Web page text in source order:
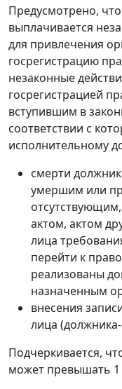
Предусмотрено,
выплачивается
для привлечения
госрегистрацию
незаконные
госрегистрацией
вступившим в
соответствии с
исполнительному
смерти
умершим или
актом, актом
лица
перейти к
реализованы
назначенным
внесения
лица
Подчеркивается,
может превышать 1